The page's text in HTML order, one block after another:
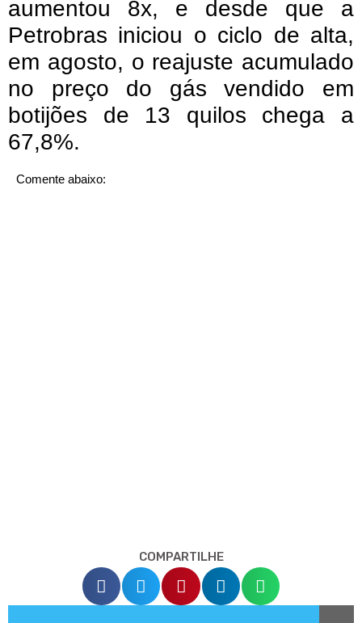
aumentou 8x, e desde que a
Petrobras iniciou o ciclo de alta,
em agosto, o reajuste acumulado
no preço do gás vendido em
botijões de 13 quilos chega a
67,8%.
Comente abaixo:
COMPARTILHE